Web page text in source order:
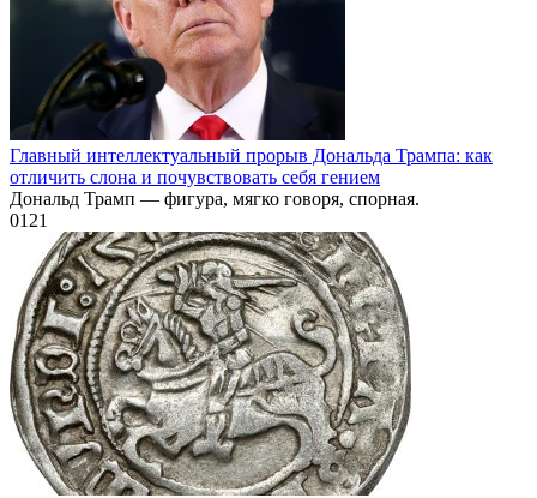
Главный интеллектуальный прорыв Дональда Трампа: как
отличить слона и почувствовать себя гением
Дональд Трамп — фигура, мягко говоря, спорная.
0121